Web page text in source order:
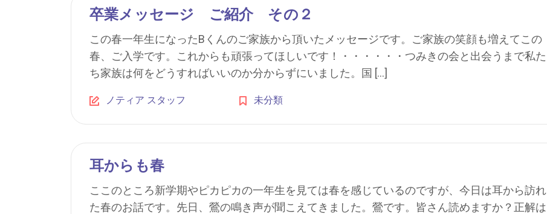
卒業メッセージ ご紹介 その２
この春一年生になったBくんのご家族から頂いたメッセージです。ご家族の笑顔も増えてこの
春、ご入学です。これからも頑張ってほしいです！・・・・・・つみきの会と出会うまで私た
ち家族は何をどうすればいいのか分からずにいました。国 […]
ノティア スタッフ 未分類
耳からも春
ここのところ新学期やピカピカの一年生を見ては春を感じているのですが、今日は耳から訪れ
た春のお話です。先日、鶯の鳴き声が聞こえてきました。鶯です。皆さん読めますか？正解は